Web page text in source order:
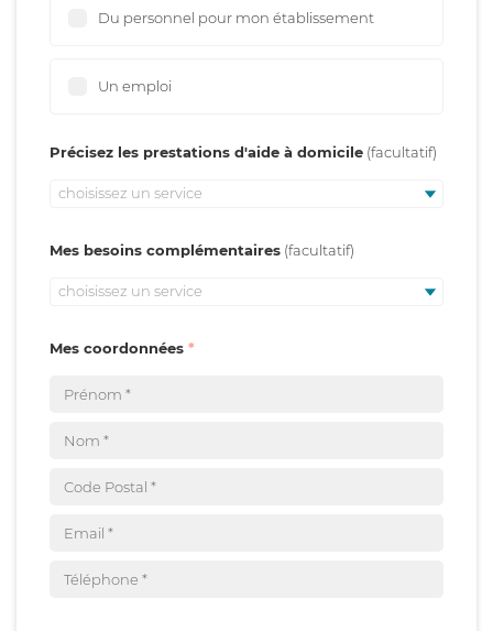
Du personnel pour mon établissement
Un emploi
Précisez les prestations d'aide à domicile
choisissez un service
Mes besoins complémentaires
choisissez un service
Mes coordonnées